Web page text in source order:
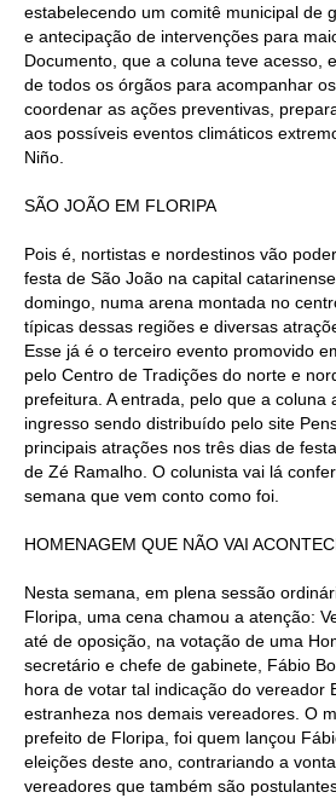
estabelecendo um comitê municipal de
e antecipação de intervenções para
Documento, que a coluna teve acesso,
de todos os órgãos para acompanhar
coordenar as ações preventivas,
aos possíveis eventos climáticos
Niño.
SÃO JOÃO EM FLORIPA
Pois é, nortistas e nordestinos vão
festa de São João na capital
domingo, numa arena montada no
típicas dessas regiões e diversas
Esse já é o terceiro evento promovido
pelo Centro de Tradições do norte e
prefeitura. A entrada, pelo que a coluna
ingresso sendo distribuído pelo site
principais atrações nos três dias de
de Zé Ramalho. O colunista vai lá
semana que vem conto como foi.
HOMENAGEM QUE NÃO VAI
Nesta semana, em plena sessão
Floripa, uma cena chamou a atenção:
até de oposição, na votação de uma
secretário e chefe de gabinete, Fábio
hora de votar tal indicação do vereador
estranheza nos demais vereadores. O
prefeito de Floripa, foi quem lançou
eleições deste ano, contrariando a
vereadores que também são